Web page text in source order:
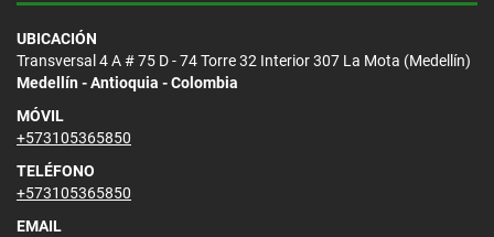
UBICACIÓN
Transversal 4 A # 75 D - 74 Torre 32 Interior 307 La Mota (Medellín)
Medellín - Antioquia - Colombia
MÓVIL
+573105365850
TELÉFONO
+573105365850
EMAIL